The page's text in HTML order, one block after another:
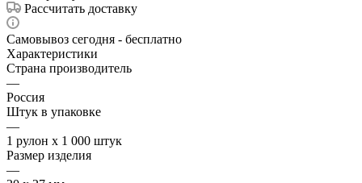
Рассчитать доставку
Самовывоз сегодня - бесплатно
Характеристики
Страна производитель
—
Россия
Штук в упаковке
—
1 рулон х 1 000 штук
Размер изделия
—